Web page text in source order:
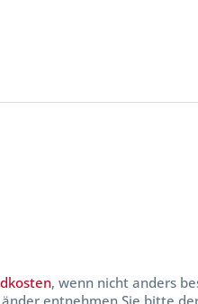
, wenn nicht anders